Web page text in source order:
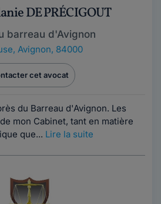
DE PRÉCIGOUT
barreau d'Avignon
, Avignon, 84000
cet avocat
du Barreau d'Avignon. Les
mon Cabinet, tant en matière
que... Lire la suite